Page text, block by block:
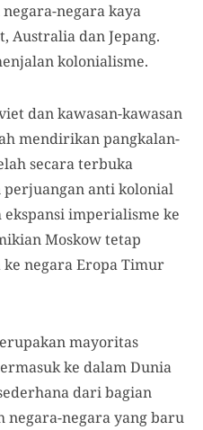
negara kaya
Australia dan Jepang.
kolonialisme.
dan kawasan-kawasan
mendirikan pangkalan-
secara terbuka
anti kolonial
imperialisme ke
Moskow tetap
negara Eropa Timur
mayoritas
ke dalam Dunia
dari bagian
negara-negara yang baru